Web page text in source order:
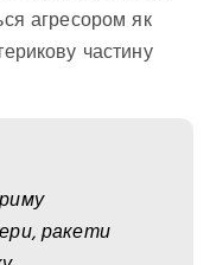
агресором як
частину
ракети